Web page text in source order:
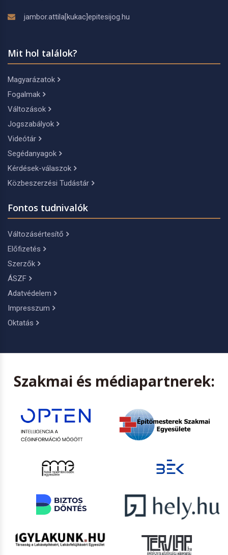
jambor.attila[kukac]epitesijog.hu
Mit hol találok?
Magyarázatok
Fogalmak
Változások
Jogszabályok
Videótár
Segédanyagok
Kérdések-válaszok
Közbeszerzési Tudástár
Fontos tudnivalók
Változásértesítő
Előfizetés
Szerzők
ÁSZF
Adatvédelem
Impresszum
Oktatás
Szakmai és médiapartnerek: